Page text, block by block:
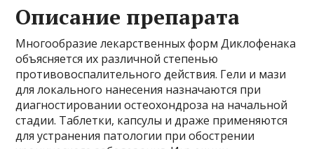
Описание препарата
Многообразие лекарственных форм Диклофенака
объясняется их различной степенью
противовоспалительного действия. Гели и мази
для локального нанесения назначаются при
диагностировании остеохондроза на начальной
стадии. Таблетки, капсулы и драже применяются
для устранения патологии при обострении